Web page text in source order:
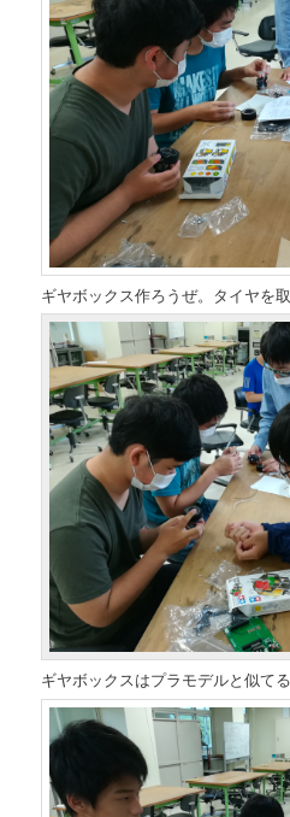
ギヤボックス作ろうぜ。タイヤを
ギヤボックスはプラモデルと似て